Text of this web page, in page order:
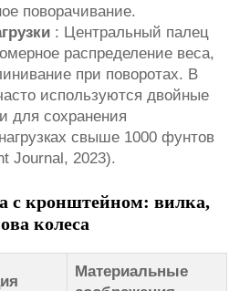
поворачивание.
: Центральный палец
распределение веса,
при поворотах. В
используются двойные
для сохранения
свыше 1000 фунтов
Journal, 2023).
с кронштейном: вилка,
колеса
Материальные